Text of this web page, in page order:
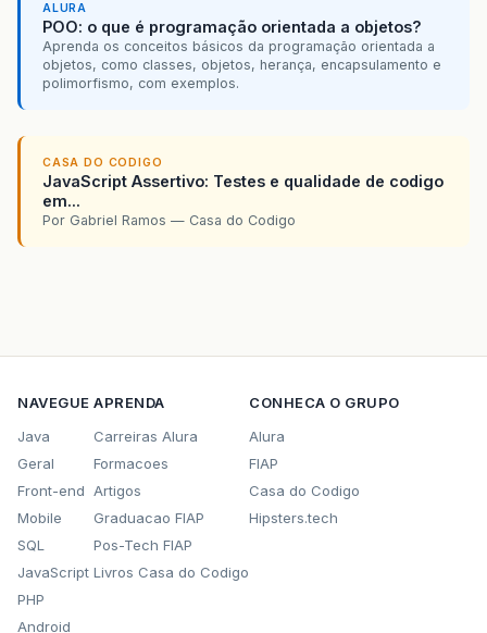
ALURA
POO: o que é programação orientada a objetos?
Aprenda os conceitos básicos da programação orientada a
objetos, como classes, objetos, herança, encapsulamento e
polimorfismo, com exemplos.
CASA DO CODIGO
JavaScript Assertivo: Testes e qualidade de codigo
em...
Por Gabriel Ramos — Casa do Codigo
NAVEGUE
Java
Geral
Front-end
Mobile
SQL
JavaScript
PHP
Android
APRENDA
Carreiras Alura
Formacoes
Artigos
Graduacao FIAP
Pos-Tech FIAP
Livros Casa do Codigo
CONHECA O GRUPO
Alura
FIAP
Casa do Codigo
Hipsters.tech